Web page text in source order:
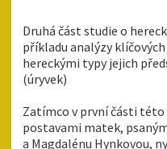
Druhá část studie o
příkladu analýzy
hereckými typy jejich
(úryvek)
Zatímco v první části této
postavami matek,
a Magdalénu Hynkovou,